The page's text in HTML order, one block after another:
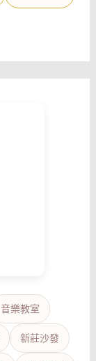
音樂教室
新莊沙發